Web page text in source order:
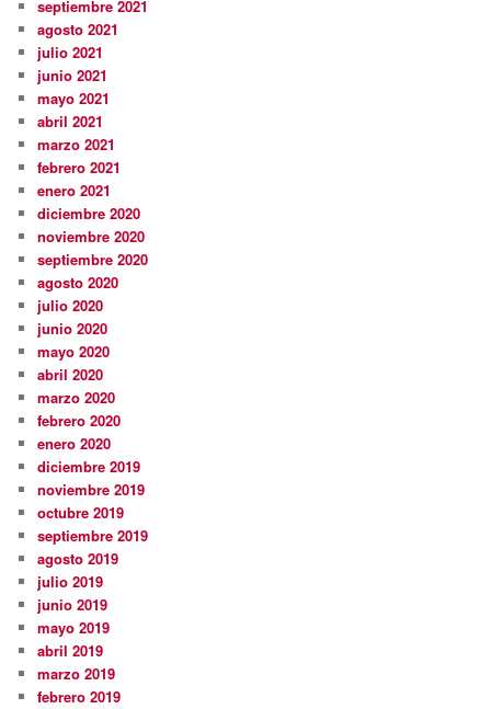
septiembre 2021
agosto 2021
julio 2021
junio 2021
mayo 2021
abril 2021
marzo 2021
febrero 2021
enero 2021
diciembre 2020
noviembre 2020
septiembre 2020
agosto 2020
julio 2020
junio 2020
mayo 2020
abril 2020
marzo 2020
febrero 2020
enero 2020
diciembre 2019
noviembre 2019
octubre 2019
septiembre 2019
agosto 2019
julio 2019
junio 2019
mayo 2019
abril 2019
marzo 2019
febrero 2019